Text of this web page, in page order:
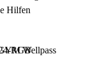
Hilfen